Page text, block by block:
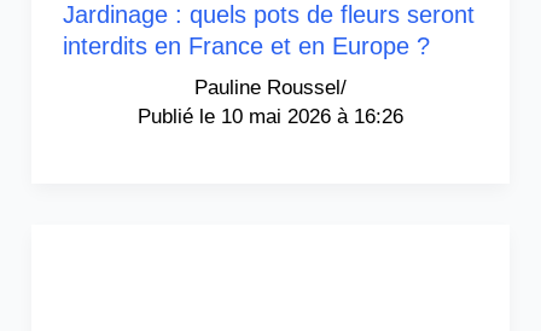
Jardinage : quels pots de fleurs seront
interdits en France et en Europe ?
Pauline Roussel/
10 mai 2026 à 16:26